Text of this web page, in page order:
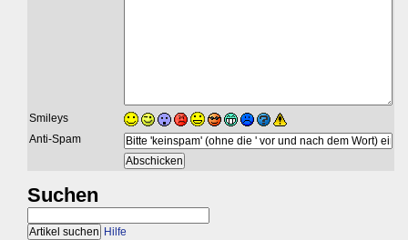
Smileys
Anti-Spam
Suchen
Hilfe